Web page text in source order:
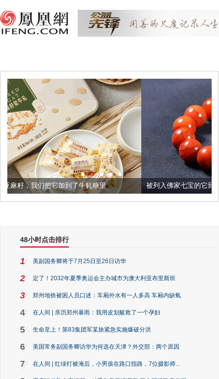
了牛轧糖里 被列入佛家七宝的它到底有多美？
48小时点击排行
1 美副国务卿将于7月25日至26日访华
2 定了！2032年夏季奥运会主办城市为澳大利亚布里斯班
3 郑州地铁被困人员口述：车厢外水有一人多高 车厢内缺氧
4 在人间 | 亲历郑州暴雨：我用皮划艇救了一个孕妇
5 生命至上！第83集团军某旅紧急实施爆破分洪
6 美国常务副国务卿访华为何选在天津？外交部：两个原因
7 在人间 | 红绿灯被淹后，小男孩在路口指路，7位摄影师...